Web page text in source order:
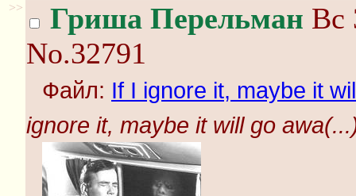
>> Гриша Перельман Вс
No.32791
Файл: If I ignore it, maybe it
ignore it, maybe it will go